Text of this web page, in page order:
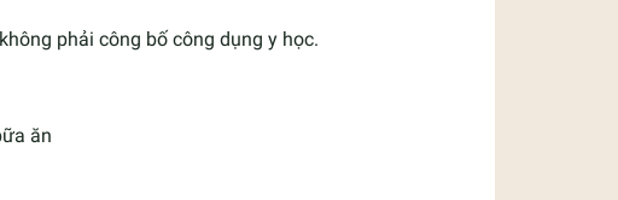
phải công bố công dụng y học.
ăn